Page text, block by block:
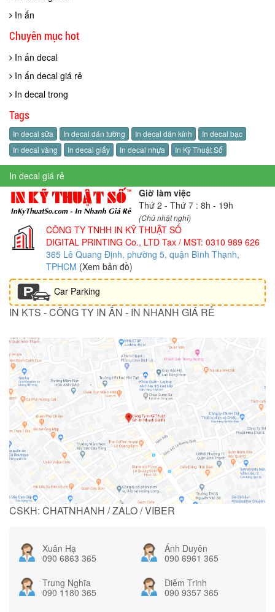
In ấn
Chuyên mục hot
In ấn decal
In ấn decal giá rẻ
In decal trong
Tags
In decal sữa In decal dán tường In decal dán kính
In decal bạc
In decal vàng
In decal giấy In decal nhựa In Kỹ Thuật Số
In decal giá rẻ
Giờ làm việc
Thứ 2 - Thứ 7 : 8h - 19h
(Chủ nhật nghỉ)
CÔNG TY TNHH IN KỸ THUẬT SỐ
DIGITAL PRINTING Co., LTD Tax / MST: 0310 989 626
365 Lê Quang Định, phường 5, quận Bình Thạnh,
TPHCM (Xem bản đồ)
Car Parking
IN KTS - CÔNG TY IN ẤN - IN NHANH GIÁ RẺ
CSKH: CHATNHANH / ZALO / VIBER
Xuân Hạ
090 6863 365
Ánh Duyên
090 6961 365
Trung Nghĩa
090 1180 365
Diễm Trinh
090 9357 365